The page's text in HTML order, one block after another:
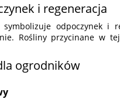
i regeneracja
odpoczynek i
Rośliny przycinane w
ogrodników